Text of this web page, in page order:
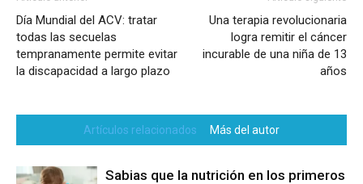
Día Mundial del ACV: tratar
todas las secuelas
tempranamente permite evitar
la discapacidad a largo plazo
Una terapia revolucionaria
logra remitir el cáncer
incurable de una niña de 13
años
Artículos relacionados Más del autor
Sabias que la nutrición en los primeros